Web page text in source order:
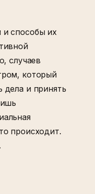
способы их
случаев
который
дела и принять
происходит.